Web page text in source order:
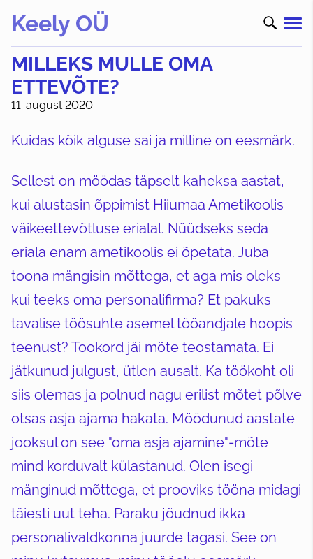
Keely OÜ
MILLEKS MULLE OMA
ETTEVÕTE?
11. august 2020
Kuidas kõik alguse sai ja milline on eesmärk.
Sellest on möödas täpselt kaheksa aastat,
kui alustasin õppimist Hiiumaa Ametikoolis
väikeettevõtluse erialal. Nüüdseks seda
eriala enam ametikoolis ei õpetata. Juba
toona mängisin mõttega, et aga mis oleks
kui teeks oma personalifirma? Et pakuks
tavalise töösuhte asemel tööandjale hoopis
teenust? Tookord jäi mõte teostamata. Ei
jätkunud julgust, ütlen ausalt. Ka töökoht oli
siis olemas ja polnud nagu erilist mõtet põlve
otsas asja ajama hakata. Möödunud aastate
jooksul on see "oma asja ajamine"-mõte
mind korduvalt külastanud. Olen isegi
mänginud mõttega, et prooviks tööna midagi
täiesti uut teha. Paraku jõudnud ikka
personalivaldkonna juurde tagasi. See on